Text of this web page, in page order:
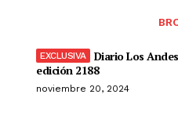
Diario Los
edición 2188
noviembre 20, 2024